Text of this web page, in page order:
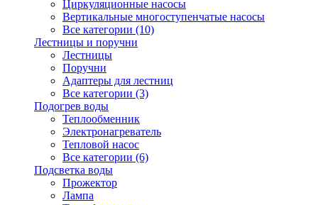
Циркуляционные насосы
Вертикальные многоступенчатые насосы
Все категории (10)
Лестницы и поручни
Лестницы
Поручни
Адаптеры для лестниц
Все категории (3)
Подогрев воды
Теплообменник
Электронагреватель
Тепловой насос
Все категории (6)
Подсветка воды
Прожектор
Лампа